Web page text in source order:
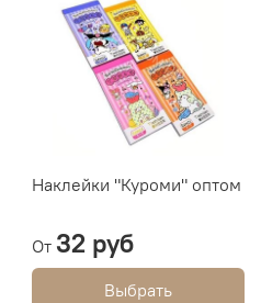
Наклейки "Куроми" оптом
От 32 руб
Выбрать